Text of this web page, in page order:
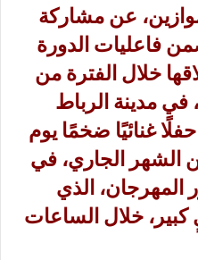
، عن مشاركة
فاعليات الدورة
خلال الفترة من
في مدينة الرباط
غنائيًا ضخمًا يوم
الموافق 26 من الشهر الجاري، في
المهرجان، الذي
خلال الساعات